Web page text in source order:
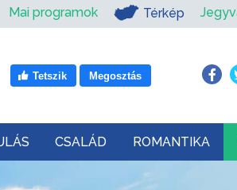
Mai programok Térkép
Tetszik Megosztás
CSALÁD ROMANTIKA